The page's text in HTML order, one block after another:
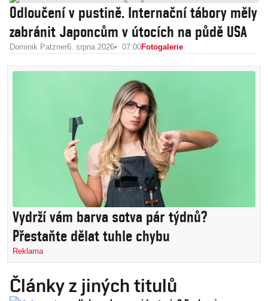
Odloučení v pustině. Internační tábory měly
zabránit Japoncům v útocích na půdě USA
Dominik Patzner6. srpna 2026 07:00Fotogalerie
Vydrží vám barva sotva pár týdnů?
Přestaňte dělat tuhle chybu
Reklama
Články z jiných titulů